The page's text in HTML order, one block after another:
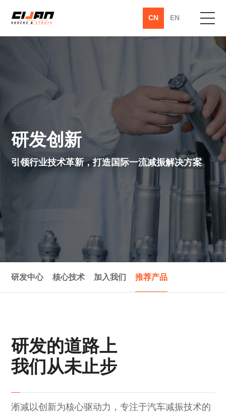
关于淅减
创新实践
服务支持
社会责任
CN EN
研发创新
引领行业技术革新，打造国际一流减振解决方案
研发中心 核心技术 加入我们 推荐产品
研发的道路上
我们从未止步
淅减以创新为核心驱动力，专注于汽车减振技术的